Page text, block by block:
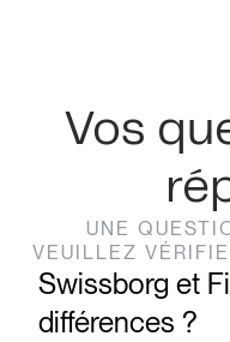
Vos
UNE
VEUILLEZ
Swissborg et
différences ?